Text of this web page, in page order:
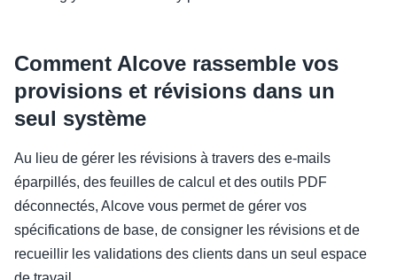
Comment Alcove rassemble vos
provisions et révisions dans un
seul système
Au lieu de gérer les révisions à travers des e-mails
éparpillés, des feuilles de calcul et des outils PDF
déconnectés, Alcove vous permet de gérer vos
spécifications de base, de consigner les révisions et de
recueillir les validations des clients dans un seul espace